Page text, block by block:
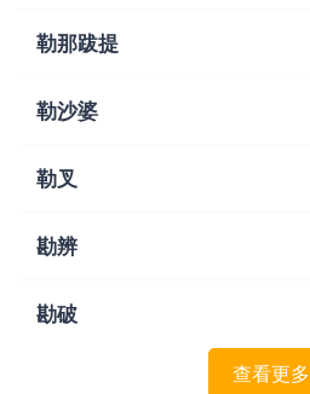
勒那跋提
勒沙婆
勒叉
勘辨
勘破
查看更多